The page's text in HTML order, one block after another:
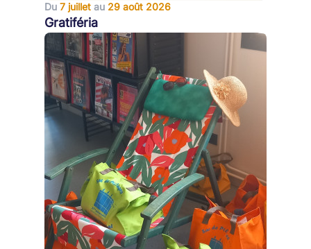
Du 7 juillet au 29 août 2026
Gratiféria